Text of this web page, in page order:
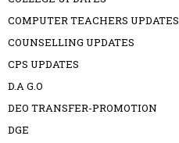
COMPUTER TEACHERS UPDATES
COUNSELLING UPDATES
CPS UPDATES
D.A G.O
DEO TRANSFER-PROMOTION
DGE